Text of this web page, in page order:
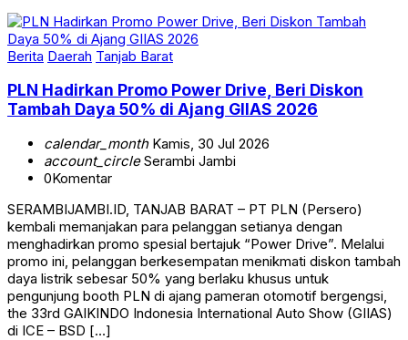
Berita Daerah Tanjab Barat
PLN Hadirkan Promo Power Drive, Beri Diskon
Tambah Daya 50% di Ajang GIIAS 2026
calendar_monthKamis, 30 Jul 2026
account_circleSerambi Jambi
0Komentar
SERAMBIJAMBI.ID, TANJAB BARAT – PT PLN (Persero)
kembali memanjakan para pelanggan setianya dengan
menghadirkan promo spesial bertajuk “Power Drive”. Melalui
promo ini, pelanggan berkesempatan menikmati diskon tambah
daya listrik sebesar 50% yang berlaku khusus untuk
pengunjung booth PLN di ajang pameran otomotif bergengsi,
the 33rd GAIKINDO Indonesia International Auto Show (GIIAS)
di ICE – BSD […]